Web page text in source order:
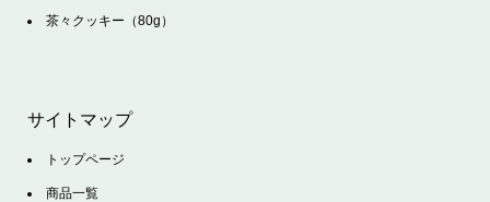
茶々クッキー（80g）
サイトマップ
トップページ
商品一覧